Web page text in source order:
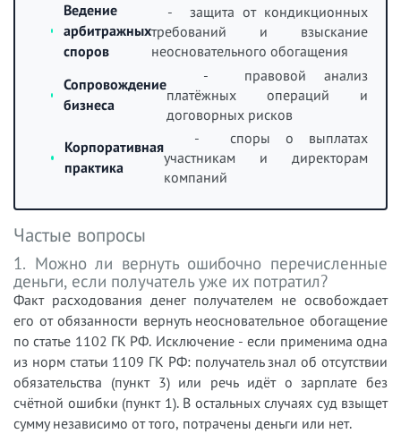
Ведение
арбитражных
споров
- защита от кондикционных
требований и взыскание
неосновательного обогащения
Сопровождение
бизнеса
- правовой анализ
платёжных операций и
договорных рисков
Корпоративная
практика
- споры о выплатах
участникам и директорам
компаний
Частые вопросы
1. Можно ли вернуть ошибочно перечисленные
деньги, если получатель уже их потратил?
Факт расходования денег получателем не освобождает
его от обязанности вернуть неосновательное обогащение
по статье 1102 ГК РФ. Исключение - если применима одна
из норм статьи 1109 ГК РФ: получатель знал об отсутствии
обязательства (пункт 3) или речь идёт о зарплате без
счётной ошибки (пункт 1). В остальных случаях суд взыщет
сумму независимо от того, потрачены деньги или нет.